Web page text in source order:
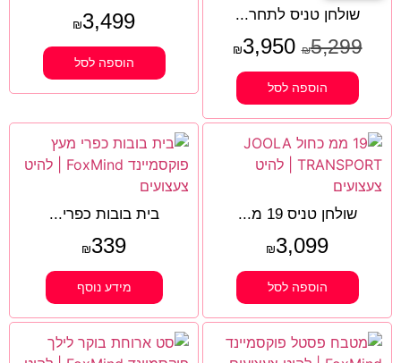
שולחן טניס לתחר...
₪5,299
₪3,950
הוספה לסל
₪3,499
הוספה לסל
שולחן טניס 19 מ...
₪3,099
הוספה לסל
בית בובות כפרי...
₪339
מידע נוסף